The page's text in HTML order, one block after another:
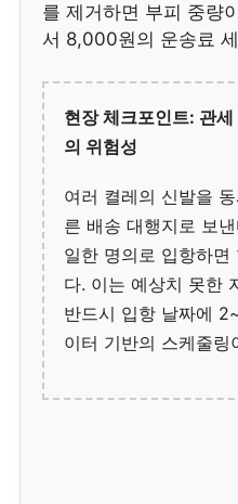
를 제거하면 부피 중량
서 8,000원의 운송료
현장 체크포인트: 관
의 위험성
여러 켤레의 신발을
른 배송 대행지로 보
일한 명의로 입항하면
다. 이는 예상치 못한
반드시 입항 날짜에
이터 기반의 스케줄링